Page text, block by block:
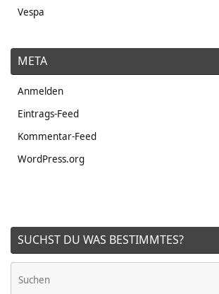
Vespa
META
Anmelden
Eintrags-Feed
Kommentar-Feed
WordPress.org
SUCHST DU WAS BESTIMMTES?